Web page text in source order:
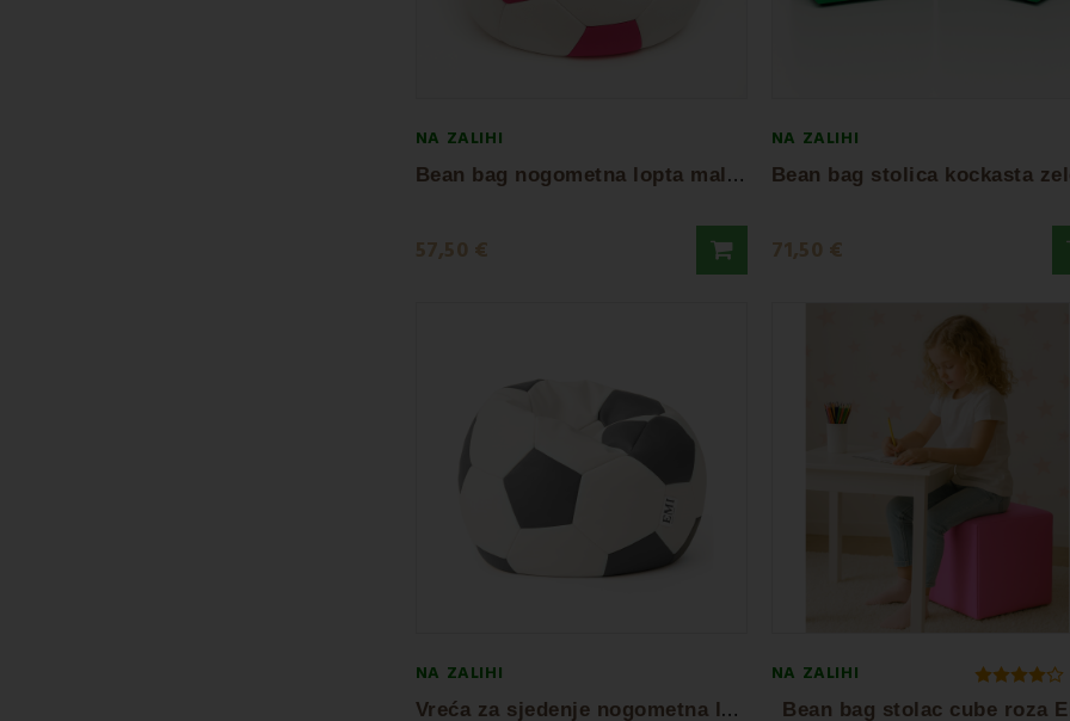
NA ZALIHI
B
ean bag nogometna lopta mala bijela...
57,50 €
NA ZALIHI
71,50 €
NA ZALIHI
V
reća za sjedenje nogometna lopta mala...
NA ZALIHI
Bean bag stolac cube roza